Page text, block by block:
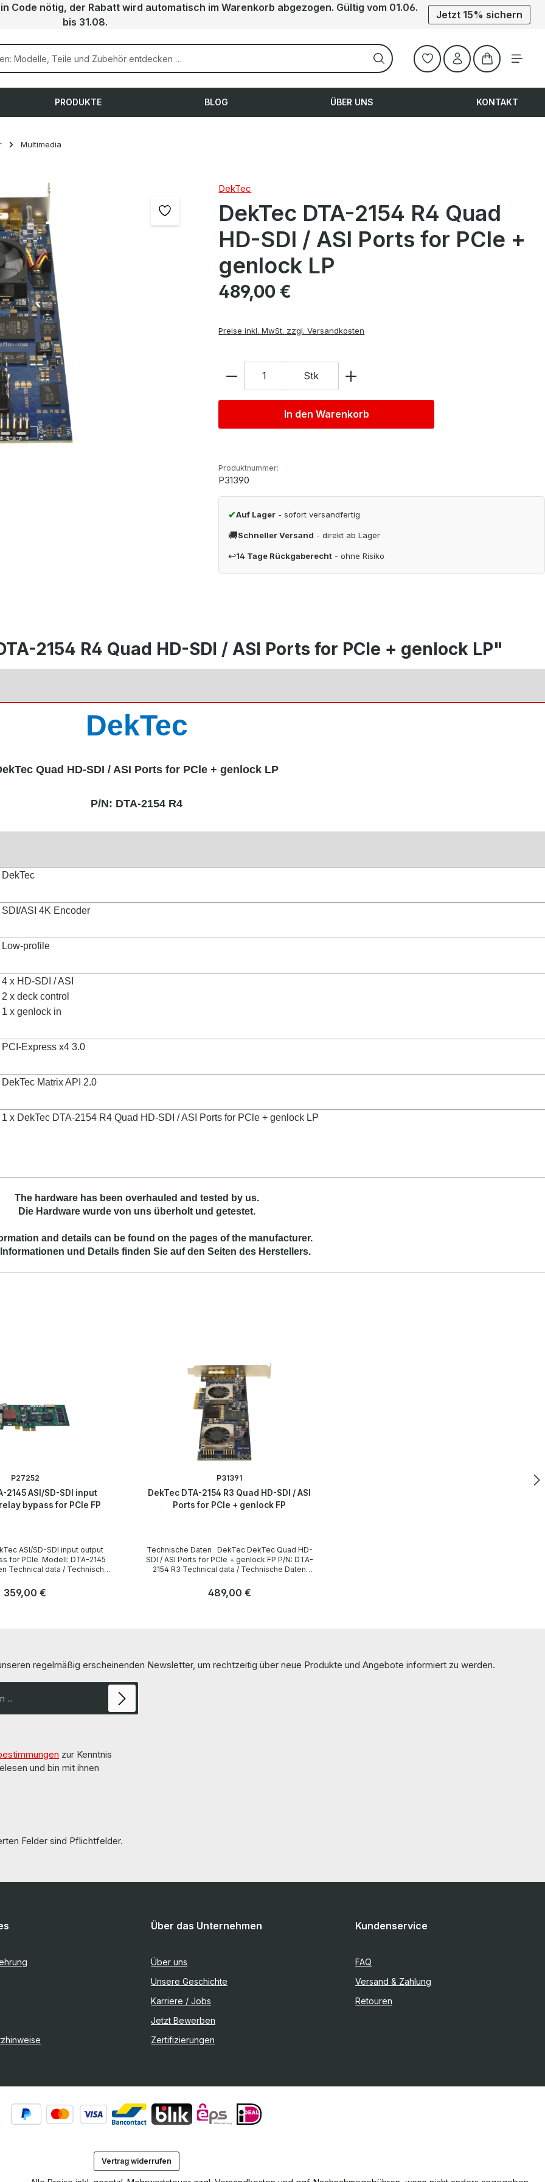
Code nötig, der Rabatt wird automatisch im Warenkorb abgezogen. Gültig vom 01.06.
bis 31.08.
Jetzt 15% sichern
Warenkorb
PRODUKTE BLOG ÜBER UNS KONTAKT
Multimedia
DekTec
DekTec DTA-2154 R4 Quad
HD-SDI / ASI Ports for PCle +
genlock LP
Regulärer Preis:
489,00 €
Preise inkl. MwSt. zzgl. Versandkosten
Anzahl Stk
In den Warenkorb
Produktnummer:
P31390
✔Auf Lager - sofort versandfertig
🚚Schneller Versand - direkt ab Lager
↩14 Tage Rückgaberecht - ohne Risiko
2154 R4 Quad HD-SDI / ASI Ports for PCle + genlock LP"
DekTec
Quad HD-SDI / ASI Ports for PCle + genlock LP
P/N: DTA-2154 R4
DekTec
SDI/ASI 4K Encoder
Low-profile
4 x HD-SDI / ASI
2 x deck control
1 x genlock in
PCI-Express x4 3.0
DekTec Matrix API 2.0
1 x DekTec DTA-2154 R4 Quad HD-SDI / ASI Ports for PCle + genlock LP
The hardware has been overhauled and tested by us.
Die Hardware wurde von uns überholt und getestet.
and details can be found on the pages of the manufacturer.
und Details finden Sie auf den Seiten des Herstellers.
P27252
2145 ASI/SD-SDI input
bypass for PCIe FP
DTA-2145
1
Weitere
Regulärer Preis:
359,00 €
P31391
DekTec DTA-2154 R3 Quad HD-SDI / ASI
Ports for PCle + genlock FP
Technische Daten DekTec DekTec Quad HD-
SDI / ASI Ports for PCle + genlock FP P/N: DTA-
2154 R3 Technical data / Technische Daten
API DekTec Matrix API 2.0 LieferumfangDelivery
tested by us. Die Hardware wurde von uns
Regulärer Preis:
489,00 €
regelmäßig erscheinenden Newsletter, um rechtzeitig über neue Produkte und Angebote informiert zu werden.
zur Kenntnis
und bin mit ihnen
Felder sind Pflichtfelder.
Über das Unternehmen
Über uns
Unsere Geschichte
Karriere / Jobs
Jetzt Bewerben
Zertifizierungen
Kundenservice
FAQ
Versand & Zahlung
Retouren
Vertrag widerrufen